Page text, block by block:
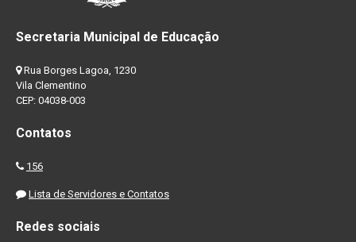
Secretaria Municipal de Educação
Rua Borges Lagoa, 1230
Vila Clementino
CEP: 04038-003
Contatos
156
Lista de Servidores e Contatos
Redes sociais